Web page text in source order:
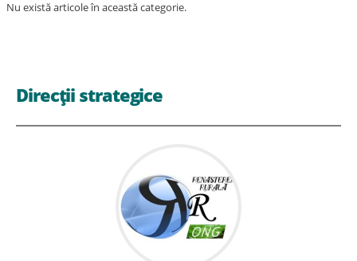
Nu există articole în această categorie.
Direcții strategice